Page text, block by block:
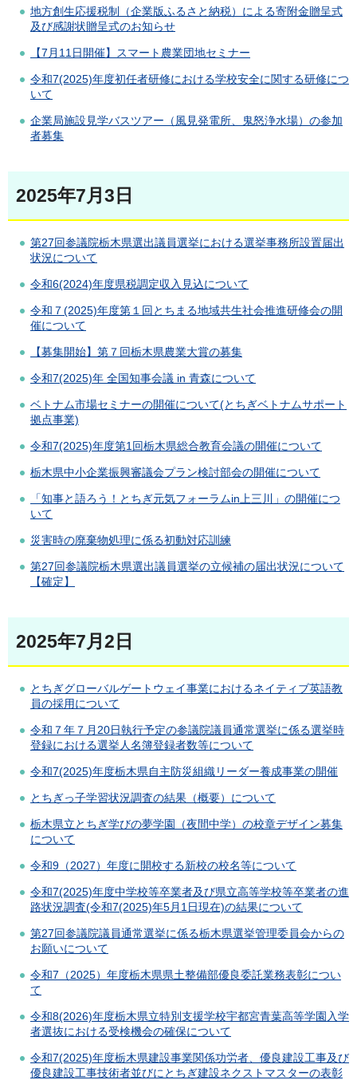
地方創生応援税制（企業版ふるさと納税）による寄附金贈呈式
及び感謝状贈呈式のお知らせ
【7月11日開催】スマート農業団地セミナー
令和7(2025)年度初任者研修における学校安全に関する研修につ
いて
企業局施設見学バスツアー（風見発電所、鬼怒浄水場）の参加
者募集
2025年7月3日
第27回参議院栃木県選出議員選挙における選挙事務所設置届出
状況について
令和6(2024)年度県税調定収入見込について
令和７(2025)年度第１回とちまる地域共生社会推進研修会の開
催について
【募集開始】第７回栃木県農業大賞の募集
令和7(2025)年 全国知事会議 in 青森について
ベトナム市場セミナーの開催について(とちぎベトナムサポート
拠点事業)
令和7(2025)年度第1回栃木県総合教育会議の開催について
栃木県中小企業振興審議会プラン検討部会の開催について
「知事と語ろう！とちぎ元気フォーラムin上三川」の開催につ
いて
災害時の廃棄物処理に係る初動対応訓練
第27回参議院栃木県選出議員選挙の立候補の届出状況について
【確定】
2025年7月2日
とちぎグローバルゲートウェイ事業におけるネイティブ英語教
員の採用について
令和７年７月20日執行予定の参議院議員通常選挙に係る選挙時
登録における選挙人名簿登録者数等について
令和7(2025)年度栃木県自主防災組織リーダー養成事業の開催
とちぎっ子学習状況調査の結果（概要）について
栃木県立とちぎ学びの夢学園（夜間中学）の校章デザイン募集
について
令和9（2027）年度に開校する新校の校名等について
令和7(2025)年度中学校等卒業者及び県立高等学校等卒業者の進
路状況調査(令和7(2025)年5月1日現在)の結果について
第27回参議院議員通常選挙に係る栃木県選挙管理委員会からの
お願いについて
令和7（2025）年度栃木県県土整備部優良委託業務表彰につい
て
令和8(2026)年度栃木県立特別支援学校宇都宮青葉高等学園入学
者選抜における受検機会の確保について
令和7(2025)年度栃木県建設事業関係功労者、優良建設工事及び
優良建設工事技術者並びにとちぎ建設ネクストマスターの表彰